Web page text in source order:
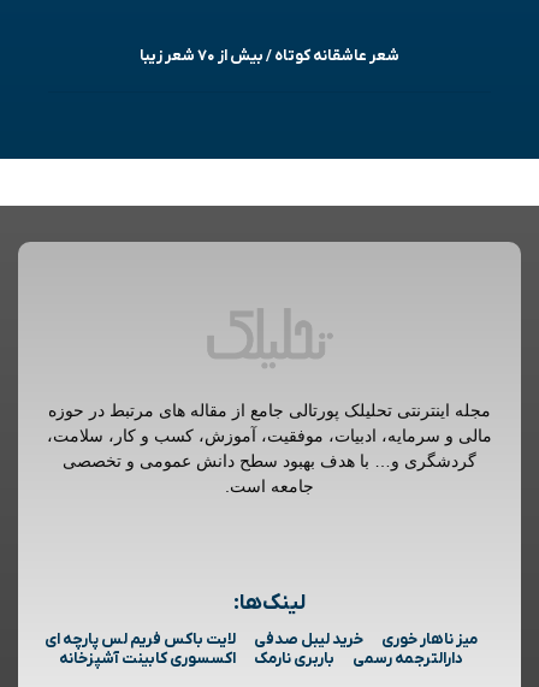
شعر عاشقانه کوتاه / بیش از ۷۰ شعر زیبا
مجله اینترنتی تحلیلک پورتالی جامع از مقاله های مرتبط در حوزه
مالی و سرمایه، ادبیات، موفقیت، آموزش، کسب و کار، سلامت،
گردشگری و… با هدف بهبود سطح دانش عمومی و تخصصی
جامعه است.
لینک‌ها:
میز ناهار خوری خرید لیبل صدفی
لایت باکس فریم لس پارچه ای
دارالترجمه رسمی
باربری نارمک اکسسوری کابینت آشپزخانه